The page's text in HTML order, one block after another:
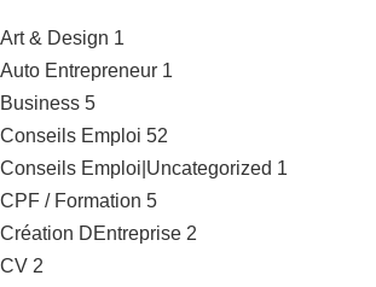
Art & Design 1
Auto Entrepreneur 1
Business 5
Conseils Emploi 52
Conseils Emploi|Uncategorized 1
CPF / Formation 5
Création DEntreprise 2
CV 2